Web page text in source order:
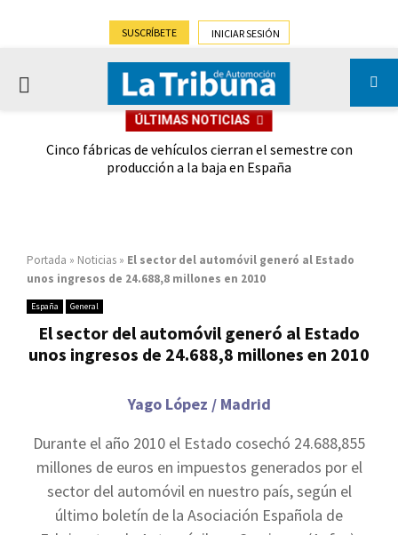
SUSCRÍBETE INICIAR SESIÓN
PRIMARY
ÚLTIMAS NOTICIAS
Cinco fábricas de vehículos cierran el semestre con
producción a la baja en España
Portada » Noticias » El sector del automóvil generó al Estado
unos ingresos de 24.688,8 millones en 2010
España General
El sector del automóvil generó al Estado
unos ingresos de 24.688,8 millones en 2010
Yago López / Madrid
Durante el año 2010 el Estado cosechó 24.688,855
millones de euros en impuestos generados por el
sector del automóvil en nuestro país, según el
último boletín de la Asociación Española de